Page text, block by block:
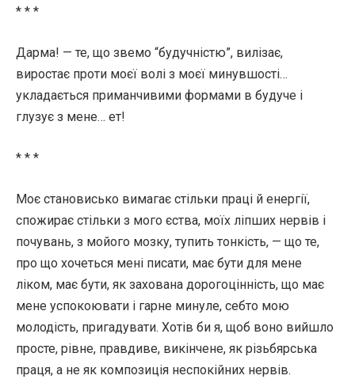
* * *
Дарма! — те, що звемо “будучністю”, вилізає,
виростає проти моєї волі з моєї минувшості…
укладається приманчивими формами в будуче і
глузує з мене… ет!
* * *
Моє становисько вимагає стільки праці й енергії,
спожирає стільки з мого єства, моїх ліпших нервів і
почувань, з мойого мозку, тупить тонкість, — що те,
про що хочеться мені писати, має бути для мене
ліком, має бути, як захована дорогоцінність, що має
мене успокоювати і гарне минуле, себто мою
молодість, пригадувати. Хотів би я, щоб воно вийшло
просте, рівне, правдиве, викінчене, як різьбярська
праця, а не як композиція неспокійних нервів.